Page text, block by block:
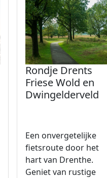
Rondje Drents
Friese Wold en
Dwingelderveld
Een onvergetelijke
fietsroute door het
hart van Drenthe.
Geniet van rustige